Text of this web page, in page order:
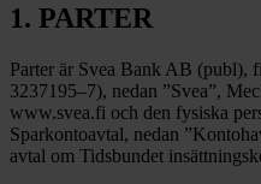
1. PARTER
Parter är Svea Bank AB (publ),
3237195–7), nedan ”Svea”,
www.svea.fi och den fysiska
Sparkontoavtal, nedan
avtal om Tidsbundet